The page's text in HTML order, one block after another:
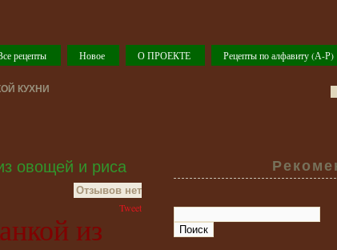
рецепты Новое О ПРОЕКТЕ Рецепты по алфавиту (А-Р)
КУХНИ
овощей и риса
Отзывов нет
Tweet
из